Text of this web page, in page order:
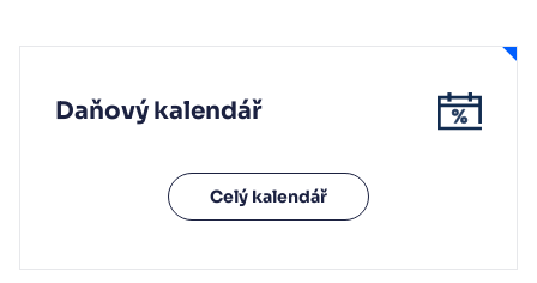
Daňový kalendář
Celý kalendář